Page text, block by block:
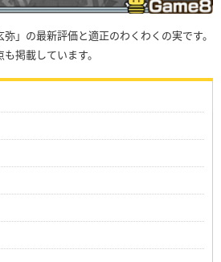
」の最新評価と適正のわくわくの実です。
掲載しています。